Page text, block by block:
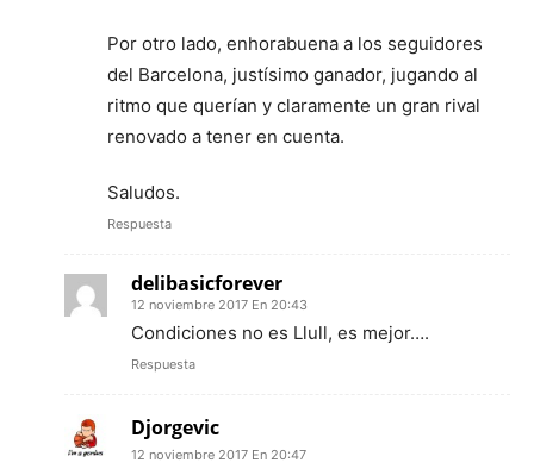
Por otro lado, enhorabuena a los seguidores
del Barcelona, justísimo ganador, jugando al
ritmo que querían y claramente un gran rival
renovado a tener en cuenta.
Saludos.
Respuesta
delibasicforever
12 noviembre 2017 En 20:43
Condiciones no es Llull, es mejor….
Respuesta
Djorgevic
12 noviembre 2017 En 20:47